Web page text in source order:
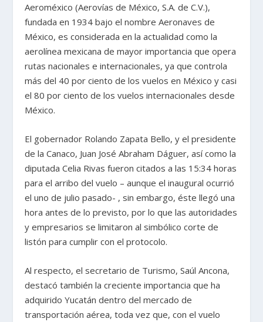
Aeroméxico (Aerovías de México, S.A. de C.V.),
fundada en 1934 bajo el nombre Aeronaves de
México, es considerada en la actualidad como la
aerolínea mexicana de mayor importancia que opera
rutas nacionales e internacionales, ya que controla
más del 40 por ciento de los vuelos en México y casi
el 80 por ciento de los vuelos internacionales desde
México.
El gobernador Rolando Zapata Bello, y el presidente
de la Canaco, Juan José Abraham Dáguer, así como la
diputada Celia Rivas fueron citados a las 15:34 horas
para el arribo del vuelo – aunque el inaugural ocurrió
el uno de julio pasado- , sin embargo, éste llegó una
hora antes de lo previsto, por lo que las autoridades
y empresarios se limitaron al simbólico corte de
listón para cumplir con el protocolo.
Al respecto, el secretario de Turismo, Saúl Ancona,
destacó también la creciente importancia que ha
adquirido Yucatán dentro del mercado de
transportación aérea, toda vez que, con el vuelo